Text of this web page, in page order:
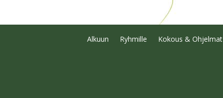
Alkuun Ryhmille Kokous & Ohjelmat